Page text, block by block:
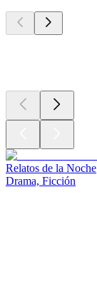
Relatos de la Noche
Drama, Ficción